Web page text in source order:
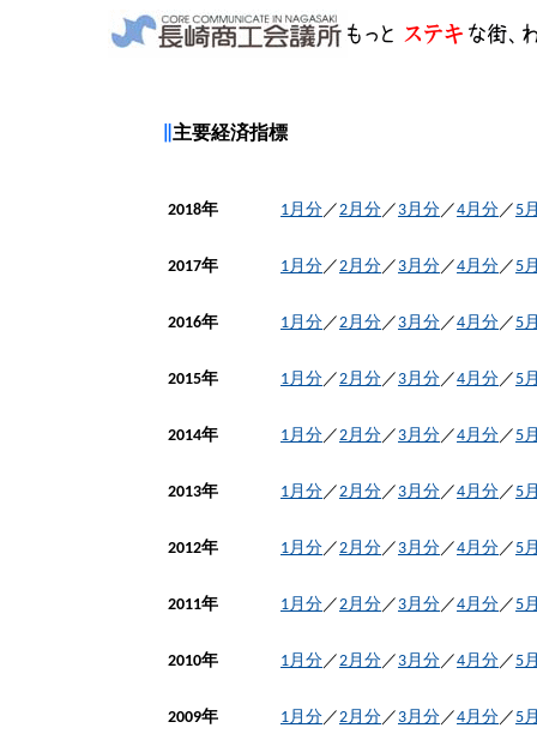
主要経済指標
2018年 1月分／2月分／ 3月分／4月分／ 5
2017年 1月分／2月分／ 3月分／4月分／ 5
2016年 1月分／2月分／ 3月分／4月分／ 5
2015年 1月分／2月分／ 3月分／4月分／ 5
2014年 1月分／2月分／ 3月分／4月分／ 5
2013年 1月分／2月分／ 3月分／4月分／ 5
2012年 1月分／2月分／ 3月分／4月分／ 5
2011年 1月分／2月分／ 3月分／4月分／ 5
2010年 1月分／2月分／ 3月分／4月分／ 5
2009年 1月分／2月分／ 3月分／4月分／ 5